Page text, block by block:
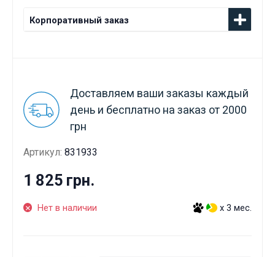
Корпоративный заказ
Доставляем ваши заказы каждый
день и бесплатно на заказ от 2000
грн
Артикул: 831933
1 825 грн.
Нет в наличии x 3 мес.